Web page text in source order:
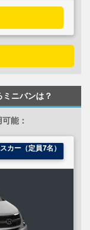
ニバンは？
能：
カー（定員7名）